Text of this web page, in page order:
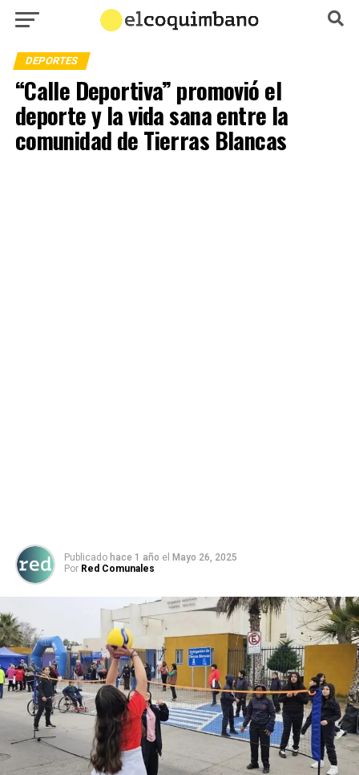
DEPORTES
“Calle Deportiva” promovió el
deporte y la vida sana entre la
comunidad de Tierras Blancas
Publicado hace 1 año el Mayo 26, 2025
Por Red Comunales